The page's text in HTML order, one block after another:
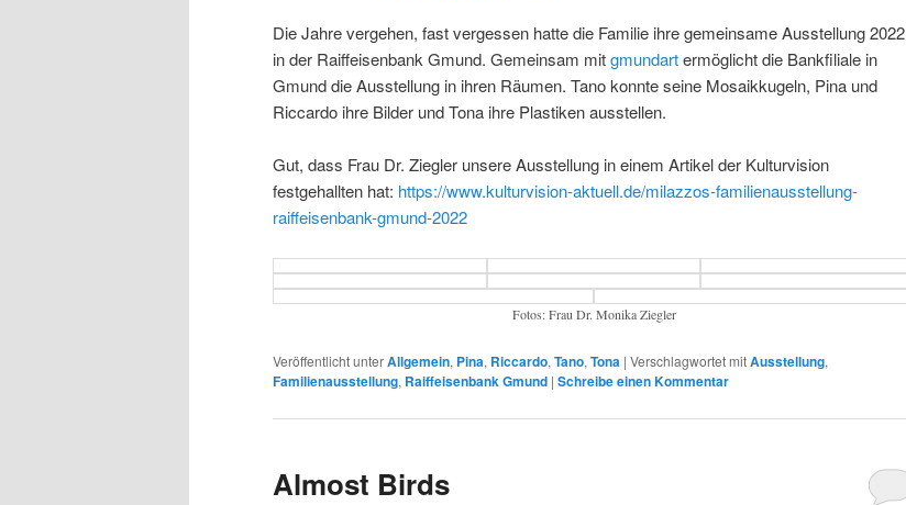
Die Jahre vergehen, fast vergessen hatte die Familie ihre gemeinsame Ausstellung 2022
in der Raiffeisenbank Gmund. Gemeinsam mitgmundartermöglicht die Bankfiliale in
Gmund die Ausstellung in ihren Räumen. Tano konnte seine Mosaikkugeln, Pina und
Riccardo ihre Bilder und Tona ihre Plastiken ausstellen.
Gut, dass Frau Dr. Ziegler unsere Ausstellung in einem Artikel der Kulturvision
festgehallten hat: https://www.kulturvision-aktuell.de/milazzos-familienausstellung-
raiffeisenbank-gmund-2022
Fotos: Frau Dr. Monika Ziegler
Veröffentlicht unterAllgemein, Pina, Riccardo, Tano, Tona | Verschlagwortet mitAusstellung,
Familienausstellung, Raiffeisenbank Gmund | Schreibe einen Kommentar
Almost Birds